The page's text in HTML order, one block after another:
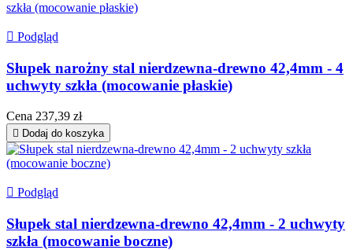
 Podgląd
Słupek narożny stal nierdzewna-drewno 42,4mm - 4
uchwyty szkła (mocowanie płaskie)
Cena 237,39 zł
 Dodaj do koszyka
 Podgląd
Słupek stal nierdzewna-drewno 42,4mm - 2 uchwyty
szkła (mocowanie boczne)